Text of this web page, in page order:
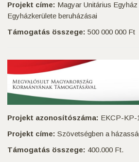
Projekt címe: Magyar Unitárius
Egyházkerülete beruházásai
Támogatás összege: 500 000 000 Ft
Projekt azonosítószáma: EKCP-KP-
Projekt címe: Szövetségben a
Támogatás összege: 400.000 Ft.